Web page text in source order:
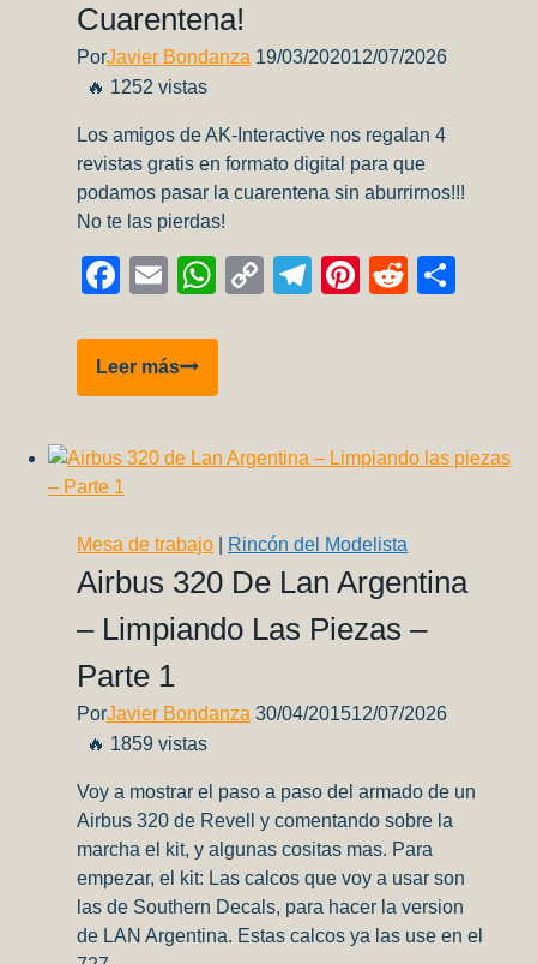
Cuarentena!
PorJavier Bondanza 19/03/202012/07/2026
🔥 1252 vistas
Los amigos de AK-Interactive nos regalan 4
revistas gratis en formato digital para que
podamos pasar la cuarentena sin aburrirnos!!!
No te las pierdas!
Facebook
EmailWhatsApp
CopyTelegram
Pinterest
Reddit
Leer másAK-
Interactive:
gratis
la
cuarentena!
Mesa de trabajo Rincón del Modelista
Airbus 320 De Lan Argentina
– Limpiando Las Piezas –
Parte 1
PorJavier Bondanza 30/04/201512/07/2026
🔥 1859 vistas
Voy a mostrar el paso a paso del armado de un
Airbus 320 de Revell y comentando sobre la
marcha el kit, y algunas cositas mas. Para
empezar, el kit: Las calcos que voy a usar son
las de Southern Decals, para hacer la version
de LAN Argentina. Estas calcos ya las use en el